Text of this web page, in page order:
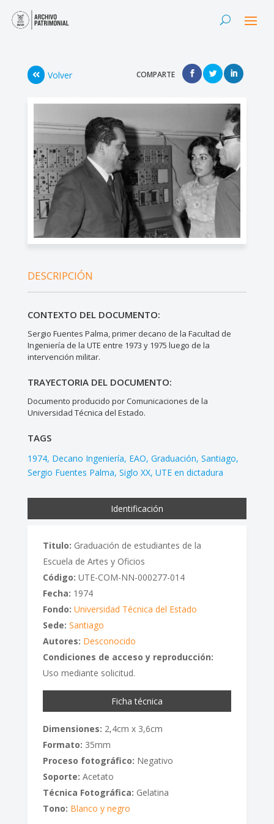
Volver COMPARTE
DESCRIPCIÓN
CONTEXTO DEL DOCUMENTO:
Sergio Fuentes Palma, primer decano de la Facultad de
Ingeniería de la UTE entre 1973 y 1975 luego de la
intervención militar.
TRAYECTORIA DEL DOCUMENTO:
Documento producido por Comunicaciones de la
Universidad Técnica del Estado.
TAGS
1974 Decano Ingeniería EAO Graduación Santiago
Sergio Fuentes Palma Siglo XX UTE en dictadura
Identificación
Titulo: Graduación de estudiantes de la
Escuela de Artes y Oficios
Código: UTE-COM-NN-000277-014
Fecha: 1974
Fondo: Universidad Técnica del Estado
Sede: Santiago
Autores: Desconocido
Condiciones de acceso y reproducción:
Uso mediante solicitud.
Ficha técnica
Dimensiones: 2,4cm x 3,6cm
Formato: 35mm
Proceso fotográfico: Negativo
Soporte: Acetato
Técnica Fotográfica: Gelatina
Tono: Blanco y negro